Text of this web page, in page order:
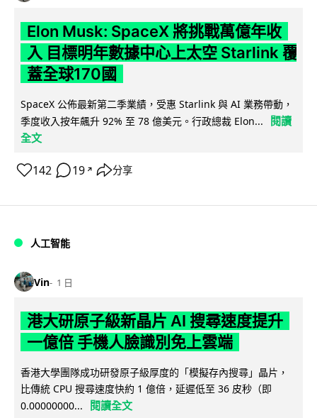
Elon Musk: SpaceX 將挑戰萬億年收
入 目標明年數據中心上太空 Starlink 覆
蓋全球170國
SpaceX 公佈最新第二季業績，受惠 Starlink 與 AI 業務帶動，
季度收入按年飆升 92% 至 78 億美元。行政總裁 Elon...
閱讀
全文
142 19 ↗ 分享
人工智能
Vin 1 日
港大研原子級新晶片 AI 搜尋速度提升
一億倍 手機人臉識別免上雲端
香港大學團隊成功研發原子級厚度的「模擬存內搜尋」晶片，
比傳統 CPU 搜尋速度快約 1 億倍，延遲低至 36 皮秒（即
0.00000000...
閱讀全文